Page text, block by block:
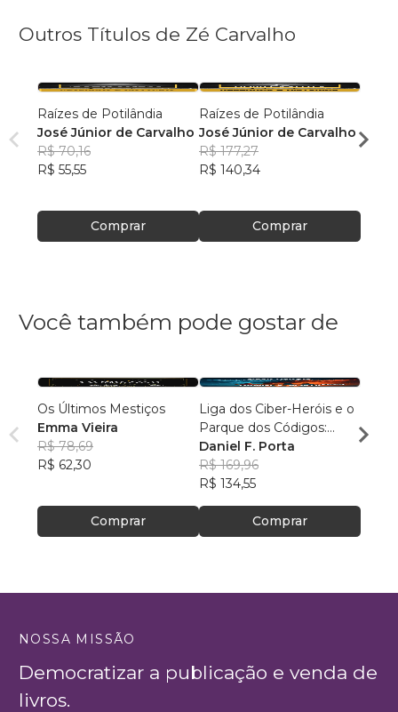
Outros Títulos de Zé Carvalho
Raízes de Potilândia
José Júnior de Carvalho
R$ 70,16
R$ 55,55
Comprar
Raízes de Potilândia
José Júnior de Carvalho
R$ 177,27
R$ 140,34
Comprar
R$
Você também pode gostar de
Os Últimos Mestiços
Emma Vieira
R$ 78,69
R$ 62,30
Comprar
Liga dos Ciber-Heróis e o
Parque dos Códigos:
Rumo ao Desconhecido
Daniel F. Porta
R$ 169,96
R$ 134,55
Comprar
R$
NOSSA MISSÃO
Democratizar a publicação e venda de
livros.